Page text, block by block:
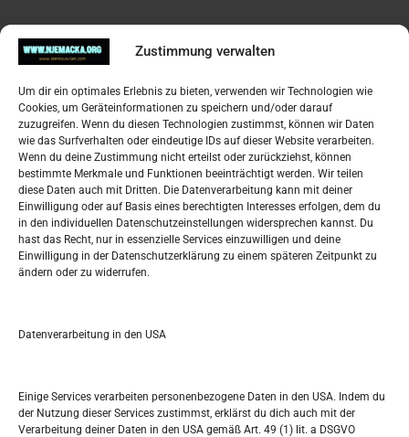
Zustimmung verwalten
Um dir ein optimales Erlebnis zu bieten, verwenden wir Technologien wie
Cookies, um Geräteinformationen zu speichern und/oder darauf
zuzugreifen. Wenn du diesen Technologien zustimmst, können wir Daten
wie das Surfverhalten oder eindeutige IDs auf dieser Website verarbeiten.
Wenn du deine Zustimmung nicht erteilst oder zurückziehst, können
bestimmte Merkmale und Funktionen beeinträchtigt werden. Wir teilen
diese Daten auch mit Dritten. Die Datenverarbeitung kann mit deiner
Einwilligung oder auf Basis eines berechtigten Interesses erfolgen, dem du
in den individuellen Datenschutzeinstellungen widersprechen kannst. Du
hast das Recht, nur in essenzielle Services einzuwilligen und deine
Einwilligung in der Datenschutzerklärung zu einem späteren Zeitpunkt zu
ändern oder zu widerrufen.
Datenverarbeitung in den USA
Einige Services verarbeiten personenbezogene Daten in den USA. Indem du
der Nutzung dieser Services zustimmst, erklärst du dich auch mit der
Verarbeitung deiner Daten in den USA gemäß Art. 49 (1) lit. a DSGVO
Pregled
Datenschutzerklärung
Widerufsbelehrung
Oglašavanje / Postavite svoj oglas
Tko je “Idemo u Svijet – Njemačka?
Pretražite stranicu:
S
SEPTEMBER 2017
M D M D F S